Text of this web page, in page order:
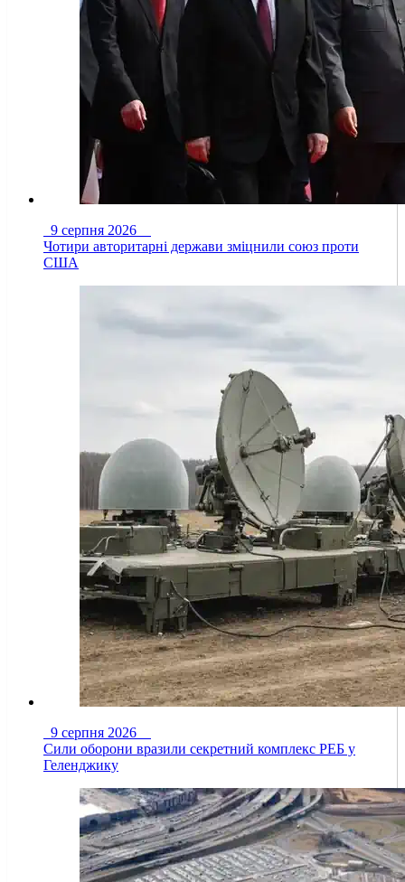
9 серпня 2026
Чотири авторитарні держави зміцнили союз проти
США
9 серпня 2026
Сили оборони вразили секретний комплекс РЕБ у
Геленджику